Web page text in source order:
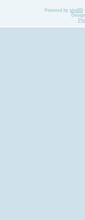
Powered by phpBB